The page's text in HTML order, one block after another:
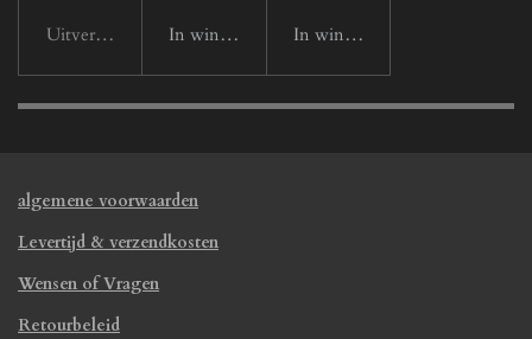
Uitverkocht In winkelwagen In winkelwagen
algemene voorwaarden
Levertijd & verzendkosten
Wensen of Vragen
Retourbeleid